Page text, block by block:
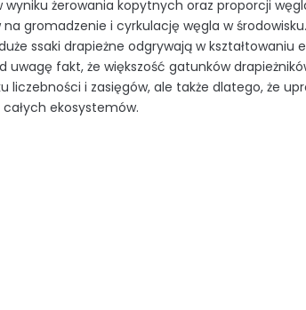
żerowania kopytnych oraz proporcji
gromadzenie i cyrkulację węgla w
ssaki drapieżne odgrywają w
uwagę fakt, że większość gatunków
liczebności i zasięgów, ale także dlatego, że
ekosystemów.